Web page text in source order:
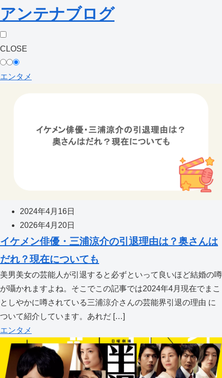
アンテナブログ
CLOSE
エンタメ
2024年4月16日
2026年4月20日
イケメン俳優・三浦涼介の引退理由は？奥さんは
だれ？現在についても
美男美女の芸能人が引退すると必ずといって良いほど結婚の噂
が囁かれますよね。そこでこの記事では2024年4月現在でまこ
としやかに噂されている三浦涼介さんの芸能界引退の理由 に
ついて紹介しています。あれだ […]
エンタメ